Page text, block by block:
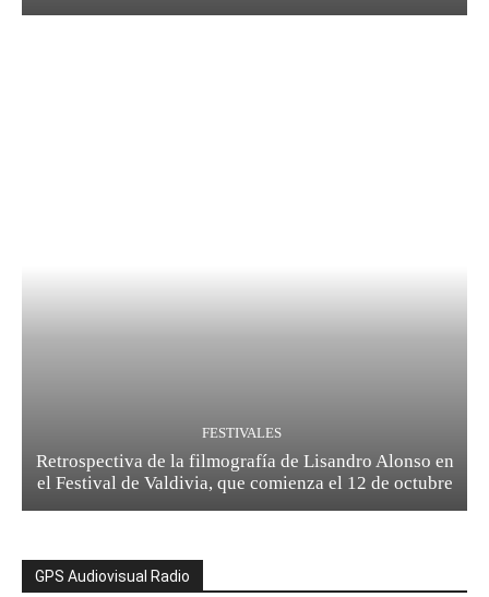
FESTIVALES
Retrospectiva de la filmografía de Lisandro Alonso en
el Festival de Valdivia, que comienza el 12 de octubre
GPS Audiovisual Radio